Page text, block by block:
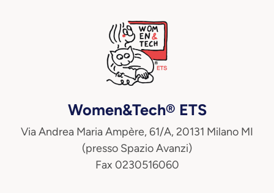
Women&Tech® ETS
Via Andrea Maria Ampère, 61/A, 20131 Milano MI
(presso Spazio Avanzi)
Fax 0230516060